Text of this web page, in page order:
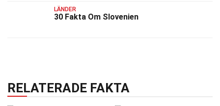
LÄNDER
30 Fakta Om Slovenien
RELATERADE FAKTA